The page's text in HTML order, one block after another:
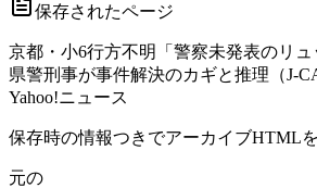
保存されたページ
京都・小6行方不明「警察未発表のリ
県警刑事が事件解決のカギと推理（J-
Yahoo!ニュース
保存時の情報つきでアーカイブHTML
元の